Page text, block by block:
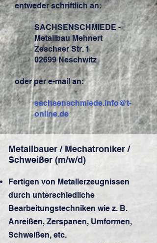
entweder schriftlich an:
SACHSENSCHMIEDE -
Metallbau Mehnert
Zeschaer Str. 1
02699 Neschwitz
oder per e-mail an:
sachsenschmiede.info@t-
online.de
Metallbauer / Mechatroniker /
Schweißer (m/w/d)
Fertigen von Metallerzeugnissen
durch unterschiedliche
Bearbeitungstechniken wie z. B.
Anreißen, Zerspanen, Umformen,
Schweißen, etc.